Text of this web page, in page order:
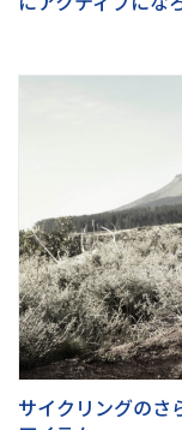
サイクリングのさ